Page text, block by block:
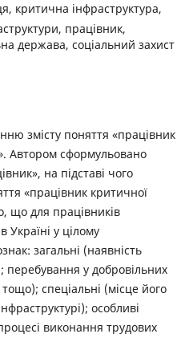
критична інфраструктура,
працівник,
держава, соціальний захист
змісту поняття «працівник
Автором сформульовано
на підставі чого
«працівник критичної
що для працівників
Україні у цілому
загальні (наявність
перебування у добровільних
спеціальні (місце його
особливі
виконання трудових